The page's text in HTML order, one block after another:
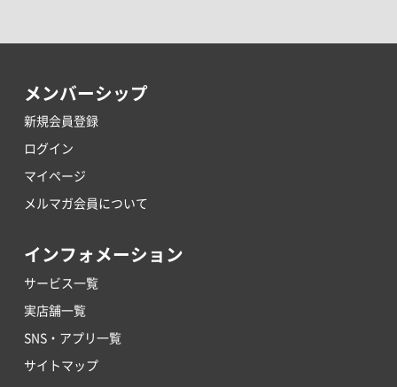
メンバーシップ
新規会員登録
ログイン
マイページ
メルマガ会員について
インフォメーション
サービス一覧
実店舗一覧
SNS・アプリ一覧
サイトマップ